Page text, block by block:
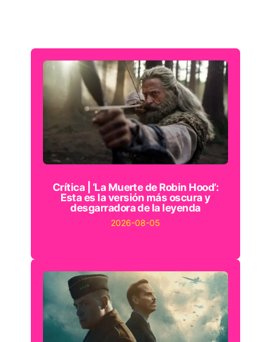
Crítica | ‘La Muerte de Robin Hood’:
Esta es la versión más oscura y
desgarradora de la leyenda
2026-08-05